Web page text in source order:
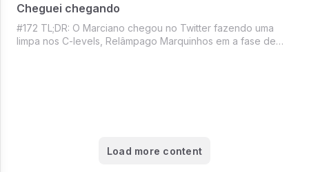
Cheguei chegando
#172 TL;DR: O Marciano chegou no Twitter fazendo uma
limpa nos C-levels, Relâmpago Marquinhos em a fase de
Load more content